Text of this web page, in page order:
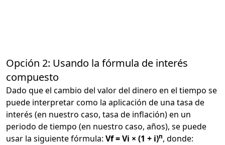
Opción 2: Usando la fórmula de interés
compuesto
Dado que el cambio del valor del dinero en el tiempo se
puede interpretar como la aplicación de una tasa de
interés (en nuestro caso, tasa de inflación) en un
periodo de tiempo (en nuestro caso, años), se puede
usar la siguiente fórmula: Vf = Vi × (1 + i)n, donde: